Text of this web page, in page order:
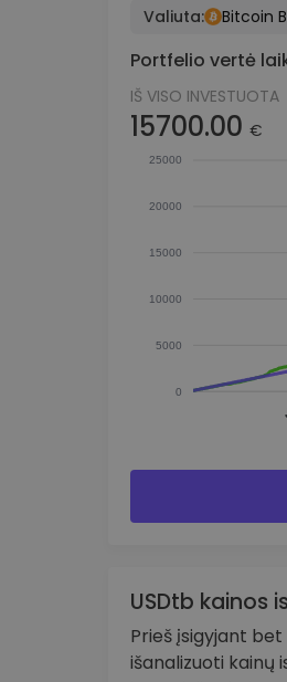
Valiuta:
Bitcoin
Portfelio vertė
IŠ VISO INVESTUOTA
15700.00 €
25000
20000
15000
10000
5000
0
USDtb kainos
Prieš įsigyjant
išanalizuoti kainų